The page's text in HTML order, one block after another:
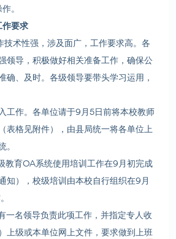
。
要求
技术性强，涉及面广，工作要求高。各
领导，积极做好相关准备工作，确保公
确、及时。各级领导要带头学习运用，
工作。各单位请于9月5日前将本校教师
表格见附件），由县局统一将各单位上
教育OA系统使用培训工作在9月初完成
知），校级培训由本校自行组织在9月
一名领导负责此项工作，并指定专人收
上级或本单位网上文件，要求做到上班